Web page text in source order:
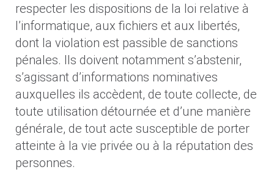
respecter les dispositions de la loi relative à
l’informatique, aux fichiers et aux libertés,
dont la violation est passible de sanctions
pénales. Ils doivent notamment s’abstenir,
s’agissant d’informations nominatives
auxquelles ils accèdent, de toute collecte, de
toute utilisation détournée et d’une manière
générale, de tout acte susceptible de porter
atteinte à la vie privée ou à la réputation des
personnes.